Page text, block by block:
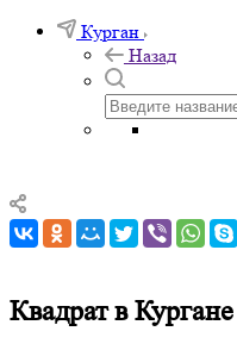
Курган
Назад
Квадрат в Кургане